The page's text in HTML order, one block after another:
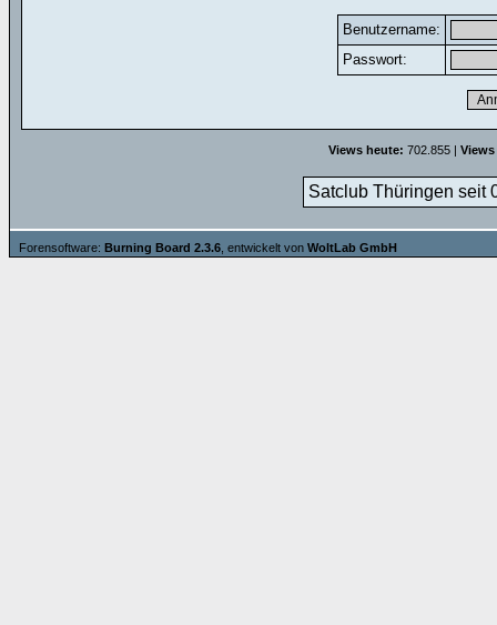
Benutzername:
Passwort:
Views heute: 702.855 |
Satclub Thüringen seit
Forensoftware: Burning Board 2.3.6 , entwickelt von WoltLab GmbH